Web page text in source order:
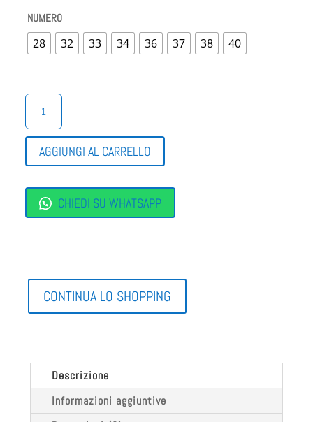
NUMERO
28 32 33 34 36 37 38 40
SCARPA
ELEGANTE
SPORTIVA
BIMBO
QUANTITÀ
AGGIUNGI AL CARRELLO
CHIEDI SU WHATSAPP
CONTINUA LO SHOPPING
Descrizione
Informazioni aggiuntive